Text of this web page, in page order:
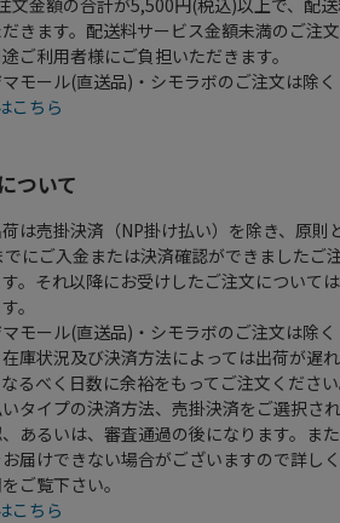
きます。配送料サービス金額未満のご注
ご利用者様にご負担いただきます。
モール(直送品)・シモラボのご注文は除く
こちら
ついて
は売掛決済（NP掛け払い）を除き、原則
にご入金または決済確認ができましたご
。それ以降にお受けしたご注文について
。
モール(直送品)・シモラボのご注文は除く
庫状況及び決済方法によっては出荷が遅
るべく日数に余裕をもってご注文ください
タイプの決済方法、売掛決済をご選択さ
あるいは、審査通過の後になります。ま
届けできない場合がございますので詳し
ご覧下さい。
こちら